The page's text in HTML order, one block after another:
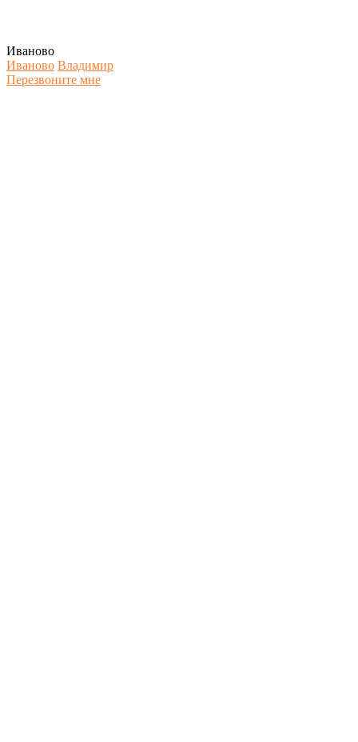
Иваново
Иваново Владимир
Перезвоните мне